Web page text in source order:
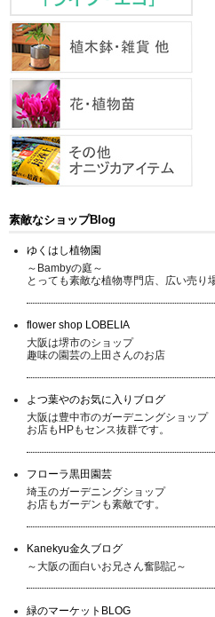
素敵なショップBlog
ゆくはし植物園
～Bambyの庭～
とっても素敵な植物専門店、広い売り
flower shop LOBELIA
大阪は堺市のショップ
趣味の園芸の上田さんのお店
よつ葉やのお気に入りブログ
大阪は豊中市のガーデニングショップ
お店もHPもセンス抜群です。
フローラ黒田園芸
埼玉のガーデニングショップ
お店もガーデンも素敵です。
Kanekyu金久ブログ
～大阪の面白いお兄さん奮闘記～
緑のマーケットBLOG